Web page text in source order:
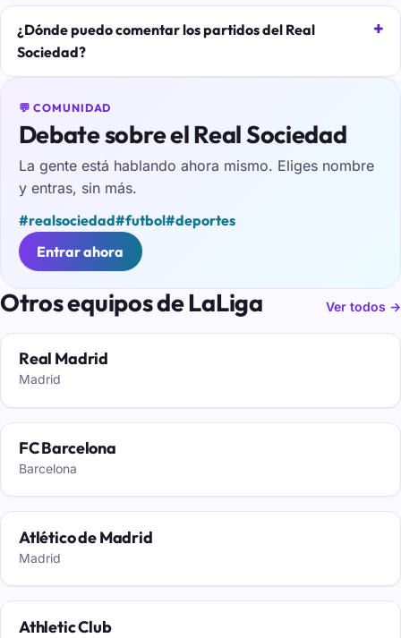
¿Dónde puedo comentar los partidos del Real
Sociedad?
💬 COMUNIDAD
Debate sobre el Real Sociedad
La gente está hablando ahora mismo. Eliges nombre
y entras, sin más.
#realsociedad#futbol#deportes
Entrar ahora
Otros equipos de LaLiga Ver todos →
Real Madrid
Madrid
FC Barcelona
Barcelona
Atlético de Madrid
Madrid
Athletic Club